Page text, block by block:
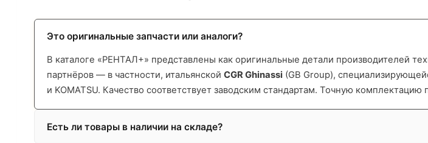
Это оригинальные запчасти или аналоги?
В каталоге «РЕНТАЛ+» представлены как оригинальные детали производителей
партнёров — в частности, итальянской CGR Ghinassi (GB Group),
и KOMATSU. Качество соответствует заводским стандартам. Точную
Есть ли товары в наличии на складе?